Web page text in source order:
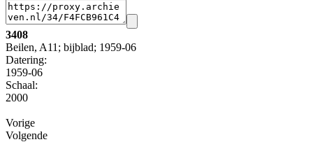
3408
Beilen, A11; bijblad; 1959-06
Datering:
1959-06
Schaal:
2000
Vorige
Volgende